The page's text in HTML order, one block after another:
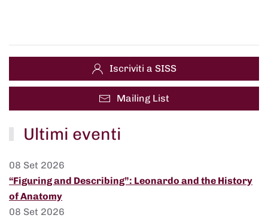
Iscriviti a SISS
Mailing List
Ultimi eventi
08 Set 2026
“Figuring and Describing”: Leonardo and the History
of Anatomy
08 Set 2026